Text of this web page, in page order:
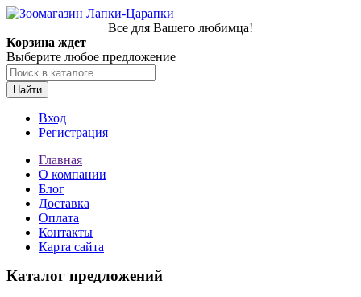
Все для Вашего любимца!
Корзина ждет
Выберите любое предложение
Найти
Вход
Регистрация
Главная
О компании
Блог
Доставка
Оплата
Контакты
Карта сайта
Каталог предложений